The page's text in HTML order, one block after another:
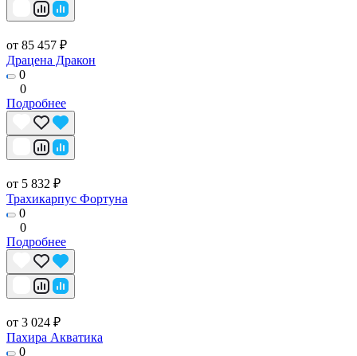
от 85 457 ₽
Драцена Дракон
0
0
Подробнее
от 5 832 ₽
Трахикарпус Фортуна
0
0
Подробнее
от 3 024 ₽
Пахира Акватика
0